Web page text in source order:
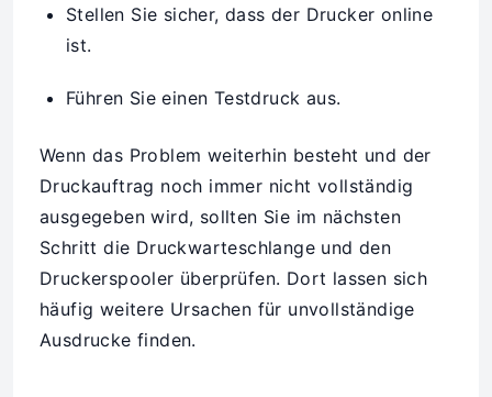
Stellen Sie sicher, dass der Drucker online
ist.
Führen Sie einen Testdruck aus.
Wenn das Problem weiterhin besteht und der
Druckauftrag noch immer nicht vollständig
ausgegeben wird, sollten Sie im nächsten
Schritt die Druckwarteschlange und den
Druckerspooler überprüfen. Dort lassen sich
häufig weitere Ursachen für unvollständige
Ausdrucke finden.